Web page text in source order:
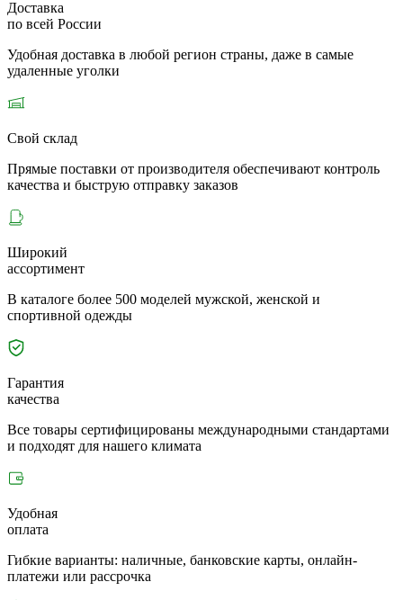
Доставка
по всей России
Удобная доставка в любой регион страны, даже в самые
удаленные уголки
Свой склад
Прямые поставки от производителя обеспечивают контроль
качества и быструю отправку заказов
Широкий
ассортимент
В каталоге более 500 моделей мужской, женской и
спортивной одежды
Гарантия
качества
Все товары сертифицированы международными стандартами
и подходят для нашего климата
Удобная
оплата
Гибкие варианты: наличные, банковские карты, онлайн-
платежи или рассрочка